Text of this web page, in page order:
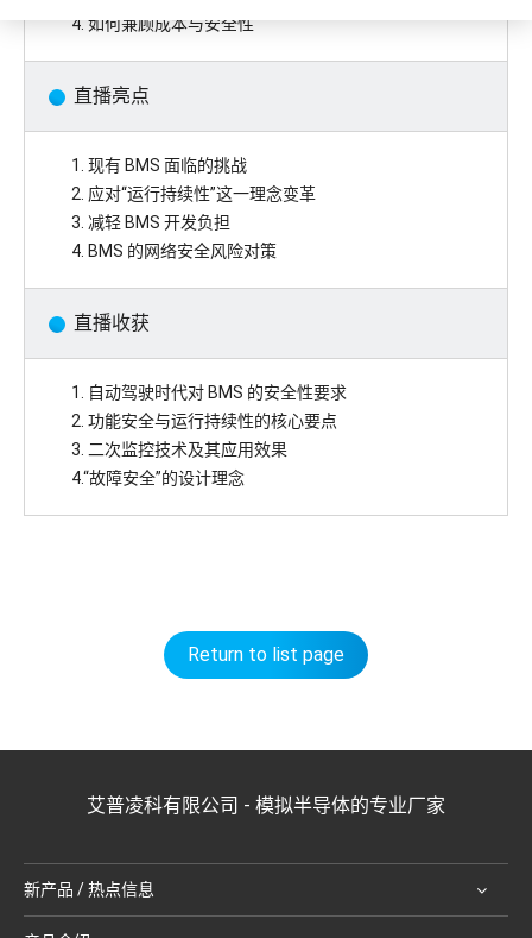
4. 如何兼顾成本与安全性
直播亮点
1. 现有 BMS 面临的挑战
2. 应对“运行持续性”这一理念变革
3. 减轻 BMS 开发负担
4. BMS 的网络安全风险对策
直播收获
1. 自动驾驶时代对 BMS 的安全性要求
2. 功能安全与运行持续性的核心要点
3. 二次监控技术及其应用效果
4.“故障安全”的设计理念
Return to list page
艾普凌科有限公司 - 模拟半导体的专业厂家
新产品 / 热点信息